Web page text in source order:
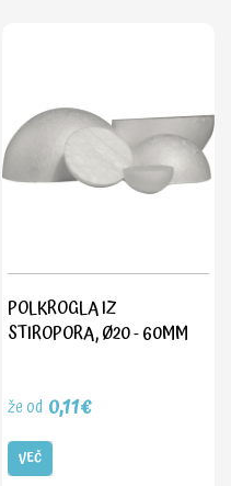
POLKROGLA IZ
STIROPORA, Ø20 - 60MM
že od 0,11€
VEČ